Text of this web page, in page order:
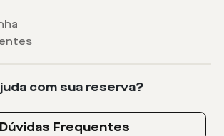
com sua reserva?
Dúvidas Frequentes